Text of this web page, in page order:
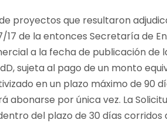
proyectos que resultaron
17 de la entonces Secretaría de
a la fecha de publicación de
sujeta al pago de un monto
en un plazo máximo de 90
abonarse por única vez. La
del plazo de 30 días